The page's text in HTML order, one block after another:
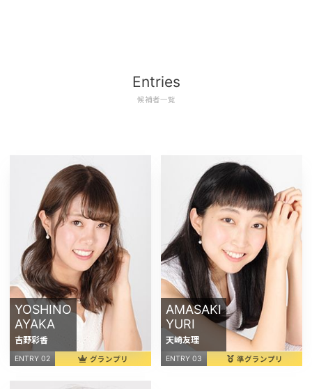
Entries
候補者一覧
YOSHINO
AYAKA
吉野彩香
ENTRY 02 グランプリ
AMASAKI
YURI
天崎友理
ENTRY 03 準グランプリ